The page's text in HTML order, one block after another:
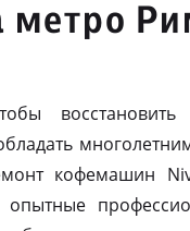
метро
восстановить
кофемашин
опытные